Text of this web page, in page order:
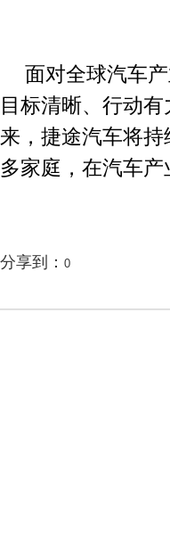
面对全球汽车
目标清晰、行动
来，捷途汽车将
多家庭，在汽车
分享到： 0